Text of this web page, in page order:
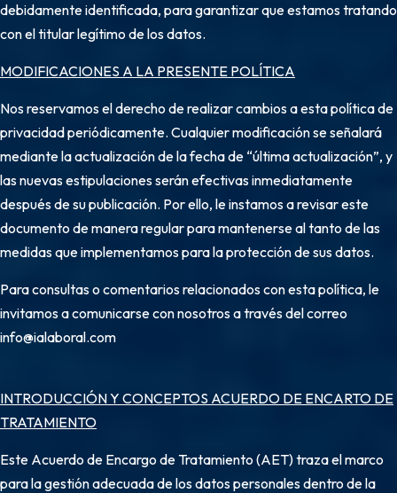
debidamente identificada, para garantizar que estamos tratando
con el titular legítimo de los datos.
MODIFICACIONES A LA PRESENTE POLÍTICA
Nos reservamos el derecho de realizar cambios a esta política de
privacidad periódicamente. Cualquier modificación se señalará
mediante la actualización de la fecha de “última actualización”, y
las nuevas estipulaciones serán efectivas inmediatamente
después de su publicación. Por ello, le instamos a revisar este
documento de manera regular para mantenerse al tanto de las
medidas que implementamos para la protección de sus datos.
Para consultas o comentarios relacionados con esta política, le
invitamos a comunicarse con nosotros a través del correo
info@ialaboral.com
INTRODUCCIÓN Y CONCEPTOS ACUERDO DE ENCARTO DE
TRATAMIENTO
Este Acuerdo de Encargo de Tratamiento (AET) traza el marco
para la gestión adecuada de los datos personales dentro de la